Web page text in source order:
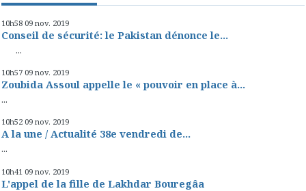
10h58 09 nov. 2019
Conseil de sécurité: le Pakistan dénonce le...
...
10h57 09 nov. 2019
Zoubida Assoul appelle le « pouvoir en place à...
...
10h52 09 nov. 2019
A la une / Actualité 38e vendredi de...
...
10h41 09 nov. 2019
L'appel de la fille de Lakhdar Bouregâa